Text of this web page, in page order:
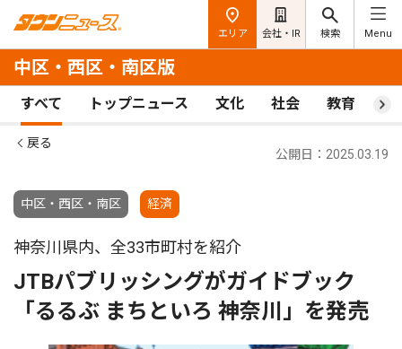
エリア 会社・IR 検索 Menu
中区・西区・南区版
すべて トップニュース 文化 社会 教育 ス
戻る
中区・西区・南区 経済
公開日：2025.03.19
神奈川県内、全33市町村を紹介
JTBパブリッシングがガイドブック
「るるぶ まちといろ 神奈川」を発売